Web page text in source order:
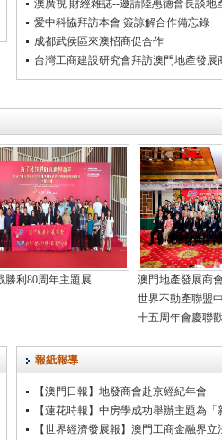
澳廣視 財經雜誌--邀請陸惠德會長談地
愛中科協拜訪本會 簽諒解合作備忘錄
成都武侯區來澳招商促合作
台灣工商建設研究會拜訪澳門地產發展
勝利80周年主題展
澳門地產發展商
世界不動產聯盟
十五周年會慶聯
報紙報導
【澳門日報】地發商會赴京經紀年會
【蓮花時報】中房學成功舉辦主題為
【世界經濟發展報】澳門工商金融界